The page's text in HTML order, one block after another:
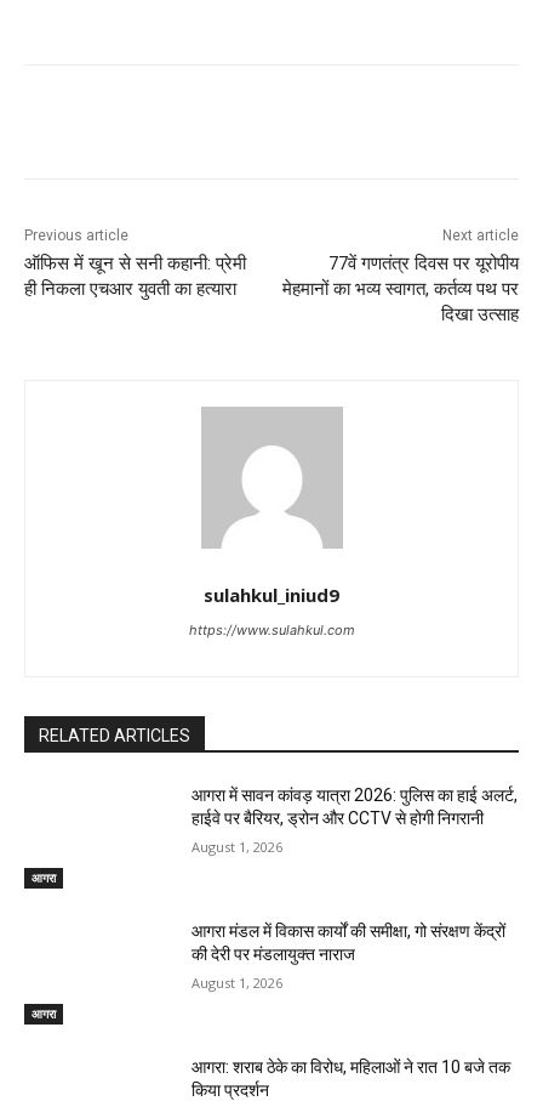
Previous article
ऑफिस में खून से सनी कहानी: प्रेमी
ही निकला एचआर युवती का हत्यारा
Next article
77वें गणतंत्र दिवस पर यूरोपीय
मेहमानों का भव्य स्वागत, कर्तव्य पथ पर
दिखा उत्साह
sulahkul_iniud9
https://www.sulahkul.com
RELATED ARTICLES
आगरा
आगरा में सावन कांवड़ यात्रा 2026: पुलिस का हाई अलर्ट,
हाईवे पर बैरियर, ड्रोन और CCTV से होगी निगरानी
August 1, 2026
आगरा
आगरा मंडल में विकास कार्यों की समीक्षा, गो संरक्षण केंद्रों
की देरी पर मंडलायुक्त नाराज
August 1, 2026
आगरा: शराब ठेके का विरोध, महिलाओं ने रात 10 बजे तक
किया प्रदर्शन